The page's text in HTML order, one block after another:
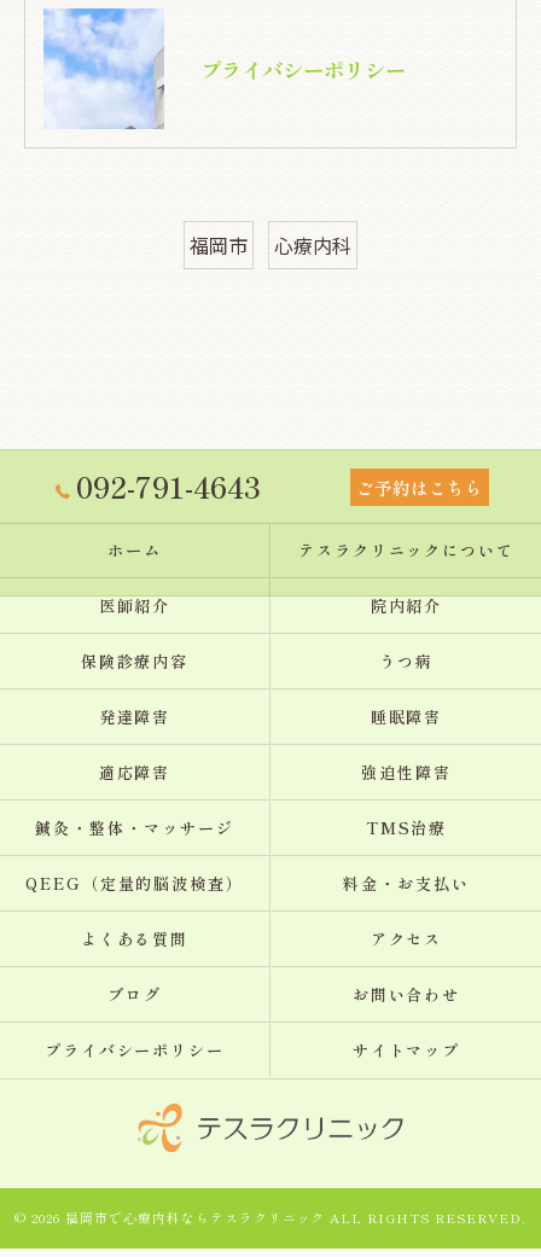
プライバシーポリシー
福岡市 心療内科
092-791-4643 ご予約はこちら
ホーム テスラクリニックについて
医師紹介 院内紹介
保険診療内容 うつ病
発達障害 睡眠障害
適応障害 強迫性障害
鍼灸・整体・マッサージ TMS治療
QEEG（定量的脳波検査） 料金・お支払い
よくある質問 アクセス
ブログ お問い合わせ
プライバシーポリシー サイトマップ
© 2026 福岡市で心療内科ならテスラクリニック ALL RIGHTS RESERVED.